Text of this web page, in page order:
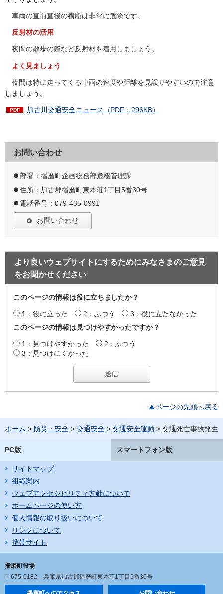
車両の直前直後の横断は非常に危険です。
反射材の活用
夜間の散歩の際など反射材を着用しましょう。
よく見ましょう
夜間は特に走ってくる車両の速度や距離を見誤りやすいので注意
しましょう。
加古川交通安全ニュース（PDF：296KB）
お問い合わせ
部署：播磨町企画総務部危機管理課
住所：加古郡播磨町東本荘1丁目5番30号
電話番号：079-435-0991
お問い合わせ
より良いウェブサイトにするためにみなさまのご意見
をお聞かせください
このページの情報は役に立ちましたか？
1：役に立った 2：ふつう
3：役に立たなかった
このページの情報は見つけやすかったですか？
1：見つけやすかった
2：ふつう
3：見つけにくかった
ページの先頭へ戻る
ホーム > 防災・安全 > 交通安全 > 交通安全運動 > 交通死亡事故発生
PC版 スマートフォン版
サイトマップ
組織案内
ウェブアクセシビリティ方針について
ホームページの使い方
個人情報の取り扱いについて
リンクについて
携帯サイト
播磨町役場
〒675-0182 兵庫県加古郡播磨町東本荘1丁目5番30号